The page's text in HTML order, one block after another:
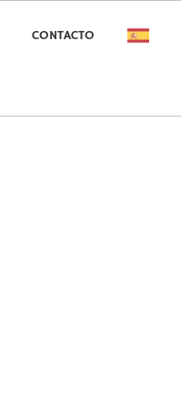
CONTACTO